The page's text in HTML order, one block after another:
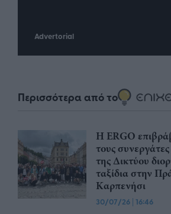
Advertorial
Περισσότερα από το
Η ERGO
τους
της Δικτύου
ταξίδια στην
Καρπενήσι
30/07/26 | 16:46